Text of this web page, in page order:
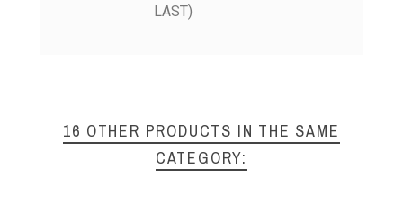
LAST)
16 OTHER PRODUCTS IN THE SAME
CATEGORY: